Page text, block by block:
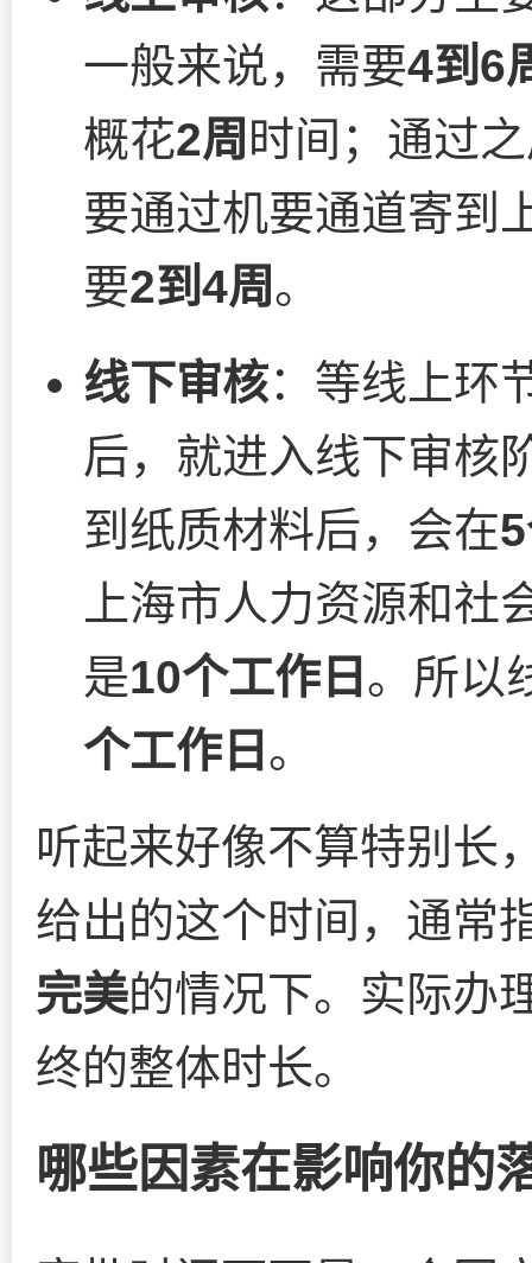
一般来说，需要4到6
概花2周 时间；通过
要通过机要通道寄到
要2到4周。
线下审核：等线上环
后，就进入线下审核
到纸质材料后，会在
上海市人力资源和
是10个工作日 。所以
个工作日 。
听起来好像不算特别长
给出的这个时间，通常
完美的情况下。实际办
终的整体时长。
哪些因素在影响你的